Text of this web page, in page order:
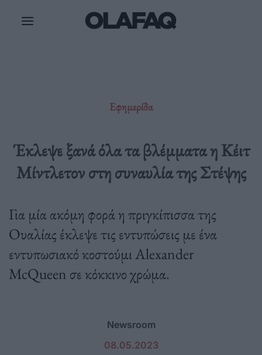
Εφημερίδα
Έκλεψε ξανά όλα τα βλέμματα η Κέιτ
Μίντλετον στη συναυλία της Στέψης
Για μία ακόμη φορά η πριγκίπισσα της
Ουαλίας έκλεψε τις εντυπώσεις με ένα
εντυπωσιακό κοστούμι Alexander
McQueen σε κόκκινο χρώμα.
Newsroom
08.05.2023